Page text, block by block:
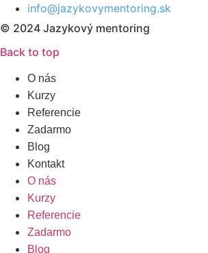
info@jazykovymentoring.sk
© 2024 Jazykový mentoring
Back to top
O nás
Kurzy
Referencie
Zadarmo
Blog
Kontakt
O nás
Kurzy
Referencie
Zadarmo
Blog